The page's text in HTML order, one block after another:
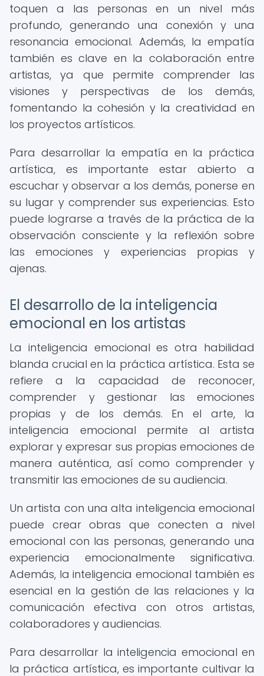
toquen a las personas en un nivel más
profundo, generando una conexión y una
resonancia emocional. Además, la empatía
también es clave en la colaboración entre
artistas, ya que permite comprender las
visiones y perspectivas de los demás,
fomentando la cohesión y la creatividad en
los proyectos artísticos.
Para desarrollar la empatía en la práctica
artística, es importante estar abierto a
escuchar y observar a los demás, ponerse en
su lugar y comprender sus experiencias. Esto
puede lograrse a través de la práctica de la
observación consciente y la reflexión sobre
las emociones y experiencias propias y
ajenas.
El desarrollo de la inteligencia
emocional en los artistas
La inteligencia emocional es otra habilidad
blanda crucial en la práctica artística. Esta se
refiere a la capacidad de reconocer,
comprender y gestionar las emociones
propias y de los demás. En el arte, la
inteligencia emocional permite al artista
explorar y expresar sus propias emociones de
manera auténtica, así como comprender y
transmitir las emociones de su audiencia.
Un artista con una alta inteligencia emocional
puede crear obras que conecten a nivel
emocional con las personas, generando una
experiencia emocionalmente significativa.
Además, la inteligencia emocional también es
esencial en la gestión de las relaciones y la
comunicación efectiva con otros artistas,
colaboradores y audiencias.
Para desarrollar la inteligencia emocional en
la práctica artística, es importante cultivar la